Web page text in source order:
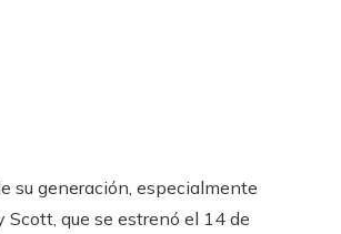
su generación, especialmente
Scott, que se estrenó el 14 de